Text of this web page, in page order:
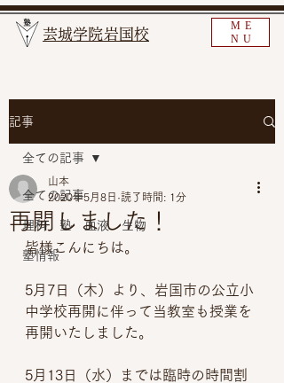
ME
NU
​芸城学院岩国校
記事
全ての記事
理科 塾 血液 生物
塾情報
全ての記事
再開しました！
山本
2020年5月8日 読了時間: 1分
皆様こんにちは。
5月7日（木）より、岩国市の公立小
中学校再開に伴って当教室も授業を
再開いたしました。
5月13日（水）までは臨時の時間割